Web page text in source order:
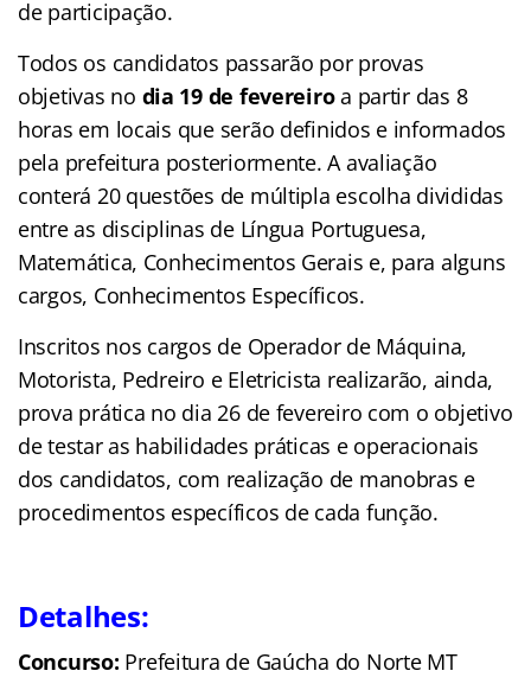
de participação.
Todos os candidatos passarão por provas
objetivas no dia 19 de fevereiroa partir das 8
horas em locais que serão definidos e informados
pela prefeitura posteriormente. A avaliação
conterá 20 questões de múltipla escolha divididas
entre as disciplinas de Língua Portuguesa,
Matemática, Conhecimentos Gerais e, para alguns
cargos, Conhecimentos Específicos.
Inscritos nos cargos de Operador de Máquina,
Motorista, Pedreiro e Eletricista realizarão, ainda,
prova prática no dia 26 de fevereiro com o objetivo
de testar as habilidades práticas e operacionais
dos candidatos, com realização de manobras e
procedimentos específicos de cada função.
Detalhes:
Concurso: Prefeitura de Gaúcha do Norte MT